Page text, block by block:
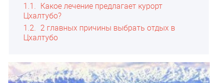
1.1
Какое лечение предлагает курорт
Цхалтубо?
1.2
2 главных причины выбрать отдых в
Цхалтубо